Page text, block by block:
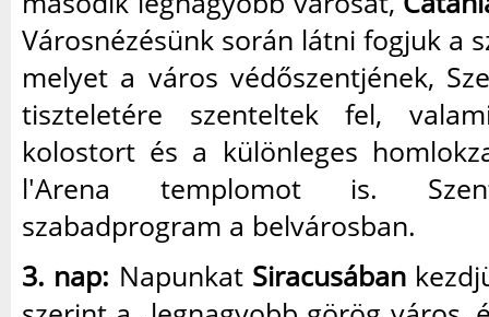
Városnézésünk során látni fogjuk a
melyet a város védőszentjének,
tiszteletére szenteltek fel,
kolostort és a különleges
l'Arena templomot is.
szabadprogram a belvárosban.
3. nap: Napunkat Siracusában